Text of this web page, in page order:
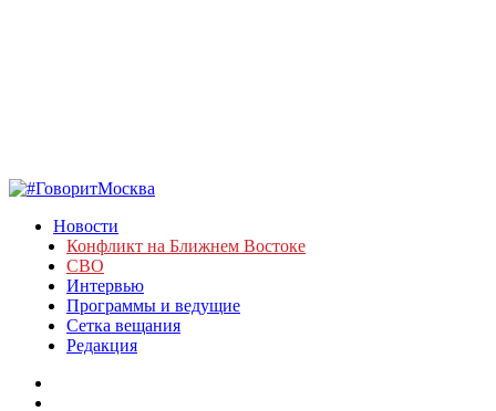
Новости
Конфликт на Ближнем Востоке
СВО
Интервью
Программы и ведущие
Сетка вещания
Редакция